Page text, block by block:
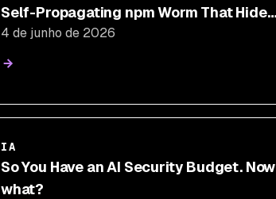
Self-Propagating npm Worm That Hides
in binding.gyp
4 de junho de 2026
IA
So You Have an AI Security Budget. Now
what?